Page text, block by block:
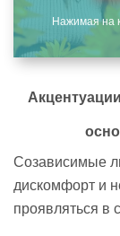
Нажимая на
Созависимые
дискомфорт и
проявляться в